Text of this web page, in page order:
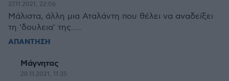
27.11.2021, 22:06
Μάλιστα, άλλη μια Αταλάντη που θέλει να αναδείξει
τη 'δουλεια' της.....
ΑΠΑΝΤΗΣΗ
Μάγνητας
28.11.2021, 11:35